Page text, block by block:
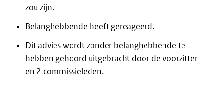
zou zijn.
Belanghebbende heeft gereageerd.
Dit advies wordt zonder belanghebbende te
hebben gehoord uitgebracht door de voorzitter
en 2 commissieleden.